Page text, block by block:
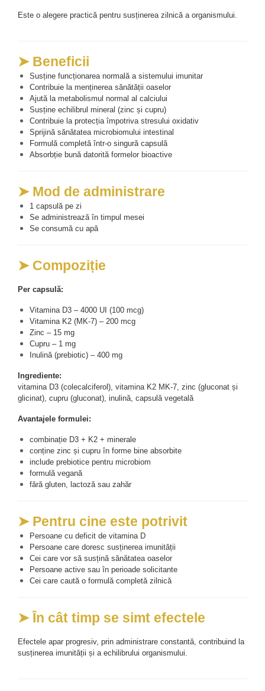
Este o alegere practică pentru susținerea zilnică a organismului.
➤ Beneficii
Susține funcționarea normală a sistemului imunitar
Contribuie la menținerea sănătății oaselor
Ajută la metabolismul normal al calciului
Susține echilibrul mineral (zinc și cupru)
Contribuie la protecția împotriva stresului oxidativ
Sprijină sănătatea microbiomului intestinal
Formulă completă într-o singură capsulă
Absorbție bună datorită formelor bioactive
➤ Mod de administrare
1 capsulă pe zi
Se administrează în timpul mesei
Se consumă cu apă
➤ Compoziție
Per capsulă:
Vitamina D3 – 4000 UI (100 mcg)
Vitamina K2 (MK-7) – 200 mcg
Zinc – 15 mg
Cupru – 1 mg
Inulină (prebiotic) – 400 mg
Ingrediente:
vitamina D3 (colecalciferol), vitamina K2 MK-7, zinc (gluconat și
glicinat), cupru (gluconat), inulină, capsulă vegetală
Avantajele formulei:
combinație D3 + K2 + minerale
conține zinc și cupru în forme bine absorbite
include prebiotice pentru microbiom
formulă vegană
fără gluten, lactoză sau zahăr
➤ Pentru cine este potrivit
Persoane cu deficit de vitamina D
Persoane care doresc susținerea imunității
Cei care vor să susțină sănătatea oaselor
Persoane active sau în perioade solicitante
Cei care caută o formulă completă zilnică
➤ În cât timp se simt efectele
Efectele apar progresiv, prin administrare constantă, contribuind la
susținerea imunității și a echilibrului organismului.